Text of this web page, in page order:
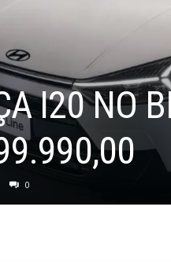
I20 NO
0